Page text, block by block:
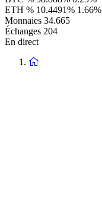
ETH % 10.4491% 1.66%
Monnaies 34.665
Échanges 204
En direct